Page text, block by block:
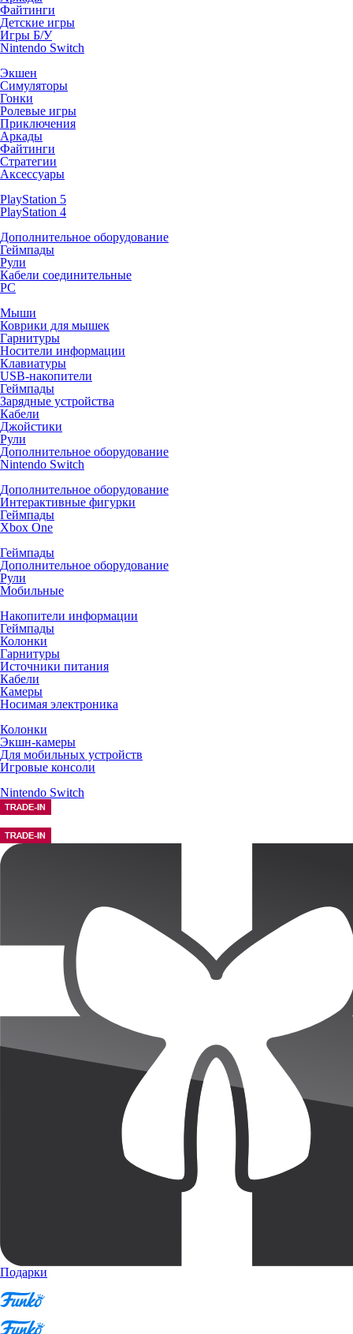
Файтинги
Детские игры
Игры Б/У
Nintendo Switch
Экшен
Симуляторы
Гонки
Ролевые игры
Приключения
Аркады
Файтинги
Стратегии
Аксессуары
PlayStation 5
PlayStation 4
Дополнительное оборудование
Геймпады
Рули
Кабели соединительные
PC
Мыши
Коврики для мышек
Гарнитуры
Носители информации
Клавиатуры
USB-накопители
Геймпады
Зарядные устройства
Кабели
Джойстики
Рули
Дополнительное оборудование
Nintendo Switch
Дополнительное оборудование
Интерактивные фигурки
Геймпады
Xbox One
Геймпады
Дополнительное оборудование
Рули
Мобильные
Накопители информации
Геймпады
Колонки
Гарнитуры
Источники питания
Кабели
Камеры
Носимая электроника
Колонки
Экшн-камеры
Для мобильных устройств
Игровые консоли
Nintendo Switch
Подарки